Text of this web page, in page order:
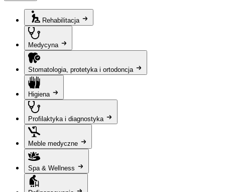
Rehabilitacja
Medycyna
Stomatologia, protetyka i ortodoncja
Higiena
Profilaktyka i diagnostyka
Meble medyczne
Spa & Wellness